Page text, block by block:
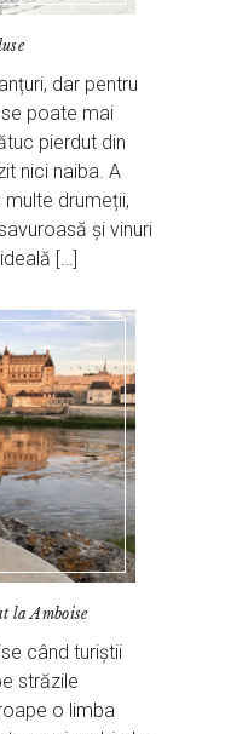
dar pentru
poate mai
pierdut din
nici naiba. A
drumeții,
și vinuri
[…]
la Amboise
când turiștii
străzile
o limba